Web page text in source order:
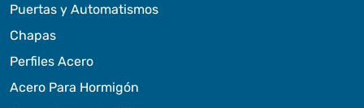
Puertas y Automatismos
Chapas
Perfiles Acero
Acero Para Hormigón